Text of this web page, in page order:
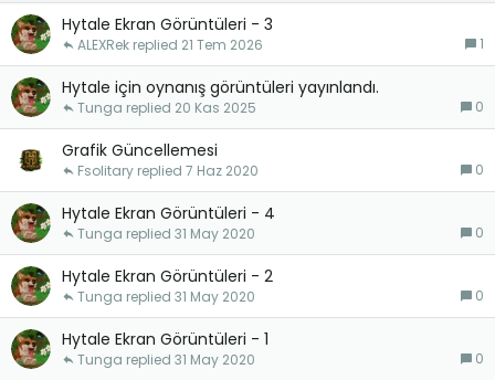
Hytale Ekran Görüntüleri - 3
1
21 Tem 2026
ALEXRek
Hytale için oynanış görüntüleri yayınlandı.
0
20 Kas 2025
Tunga
Grafik Güncellemesi
0
7 Haz 2020
Fsolitary
Hytale Ekran Görüntüleri - 4
0
31 May 2020
Tunga
Hytale Ekran Görüntüleri - 2
0
31 May 2020
Tunga
Hytale Ekran Görüntüleri - 1
0
31 May 2020
Tunga